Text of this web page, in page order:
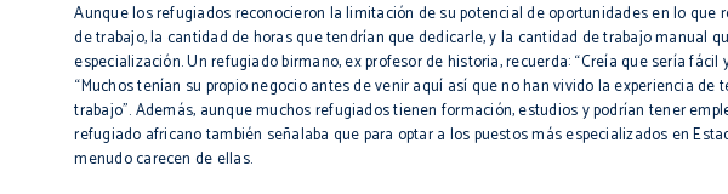
Aunque los refugiados reconocieron la limitación de su potencial de oportunidades en lo
de trabajo, la cantidad de horas que tendrían que dedicarle, y la cantidad de trabajo manual
especialización. Un refugiado birmano, ex profesor de historia, recuerda: “Creía que sería
“Muchos tenían su propio negocio antes de venir aquí así que no han vivido la experiencia
trabajo”. Además, aunque muchos refugiados tienen formación, estudios y podrían tener
refugiado africano también señalaba que para optar a los puestos más especializados en
menudo carecen de ellas.